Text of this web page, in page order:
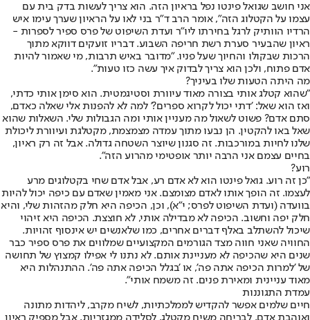
אני חושב שגואל פינטו נפל בראיון הזה. הוא צריך לעשות בדק בית עם
עצמו על הקטלוג הזה", אומר הרב ד"ר בני לאו על הראיון שערך עימו איש
הרדיו הוותיק לרגל בחירתו ליו"ר ועדת השיפוט של פרס ספיר לספרות -
ראיון שהבעיר סערת רשת חריפה השבוע. דבריו זועקים דווקא מתוך
הרכות שבקולו והחיוך שעל פניו. "מדובר באיש תרבות, מי שאמור להיות
אדם פתוח, ולכן הוא צריך לבדוק איך עשה כזו טעות".
מה היתה הטעות שלו בעיניך?
"שהוא קטלג אותי בצורה מאוד עיוורת וסטיגמטית. הוא סימן אותי כדתי,
ואז הוא שאל: 'דתי יכול לקרוא ספרים?' למה לא להפנות אלי שאלה כאדם,
סתם אדם? פשוט לשאול מה מעניין אותי ומה הגבולות שלי. השאלות שהוא
שאל באו להקטין. הן נבעו מתוך עמדה מצמצמת, מקטלגת ועיוורת ליכולת
שלנו לחיות במורכבות. זה סגנון שיוצר השטחה גדולה. אבל זה רק ראיון,
בחיים עצמם אני הרבה יותר אופטימי מהרוע הזה".
רוע?
"כן זה רוע. גואל פינטו הוא לא אדם רע, אבל אדם שחי בקטלוגים מרע
לעצמו. זה הופך אותו לאדם מצומצם. אני מאמין שאדם עם כיפה יכול להיות
בוועדה (ועדת השיפוט לפרס; י"א), וכן, הכיפה היא חלק מהזהות שלי, והיא
חלק יפה וחשוב. הכיפה לא מבדילה אותי, לא חוצצת. הכיפה היא זיהוי
שיכול להשתלב באלף דברים אחרים, כמו שלאנשים יש אינסוף זהויות.
החוויה שאני חווה מצד הגורמים המקצועיים שמלווים את פרס ספיר כבר
שנים היא שהכיפה לא מעניינת אותם. לא נתנו לי אפילו קמצוץ של תחושה
של 'למרות הכיפה אתה פה', או 'בגלל הכיפה אתה פה'. ההתנהלות היא
מאוד עניינית ומאירת פנים. זה משמח אותי".
עמדת התגוננות
חיים שלמים אפשר להקדיש לממלכתיות, לשיח מקרב, ליהדות מתונה